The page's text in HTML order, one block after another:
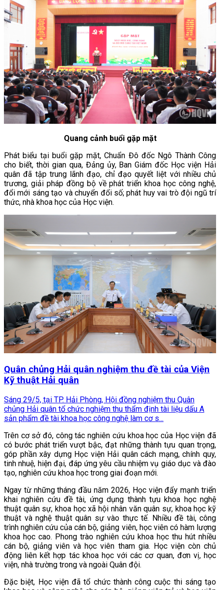
Quang cảnh buổi gặp mặt
Phát biểu tại buổi gặp mặt, Chuẩn Đô đốc Ngô Thành Công
cho biết, thời gian qua, Đảng ủy, Ban Giám đốc Học viện Hải
quân đã tập trung lãnh đạo, chỉ đạo quyết liệt với nhiều chủ
trương, giải pháp đồng bộ về phát triển khoa học công nghệ,
đổi mới sáng tạo và chuyển đổi số; phát huy vai trò đội ngũ trí
thức, nhà khoa học của Học viện.
Quân chủng Hải quân nghiệm thu đề tài của Viện
Kỹ thuật Hải quân
Sáng 29/5, tại TP. Hải Phòng, Hội đồng nghiệm thu Quân
chủng Hải quân tổ chức nghiệm thu thẩm định tài liệu dấu A
sản phẩm đề tài khoa học công nghệ làm cơ s...
Trên cơ sở đó, công tác nghiên cứu khoa học của Học viện đã
có bước phát triển vượt bậc, đạt những thành tựu quan trọng,
góp phần xây dựng Học viện Hải quân cách mạng, chính quy,
tinh nhuệ, hiện đại, đáp ứng yêu cầu nhiệm vụ giáo dục và đào
tạo, nghiên cứu khoa học trong giai đoạn mới.
Ngay từ những tháng đầu năm 2026, Học viện đẩy mạnh triển
khai nghiên cứu đề tài, ứng dụng thành tựu khoa học nghệ
thuật quân sự, khoa học xã hội nhân văn quân sự, khoa học kỹ
thuật và nghệ thuật quân sự vào thực tế. Nhiều đề tài, công
trình nghiên cứu của cán bộ, giảng viên, học viên có hàm lượng
khoa học cao. Phong trào nghiên cứu khoa học thu hút nhiều
cán bộ, giảng viên và học viên tham gia. Học viện còn chủ
động liên kết hợp tác khoa học với các cơ quan, đơn vị, học
viện, nhà trường trong và ngoài Quân đội.
Đặc biệt, Học viện đã tổ chức thành công cuộc thi sáng tạo